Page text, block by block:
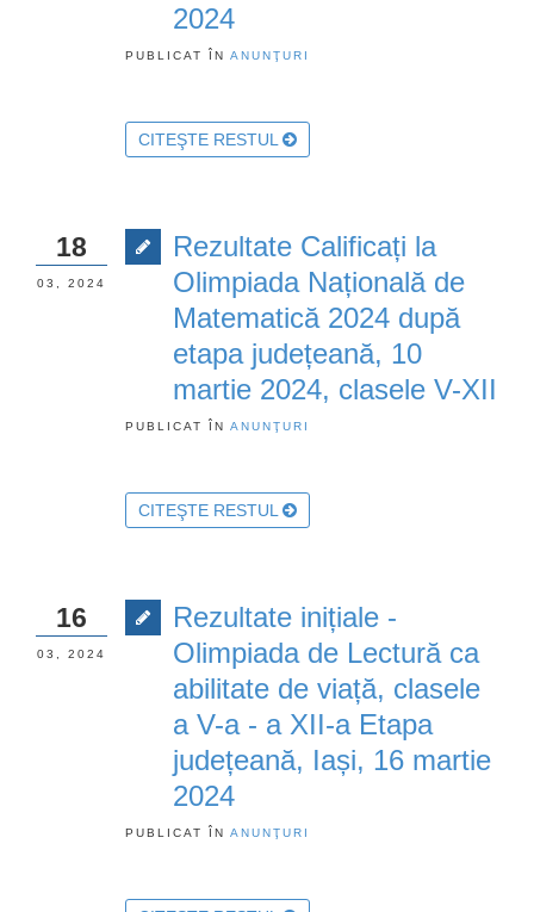
2024
PUBLICAT ÎN ANUNŢURI
CITEŞTE RESTUL
Rezultate Calificați la
Olimpiada Națională de
Matematică 2024 după
etapa județeană, 10
martie 2024, clasele V-XII
PUBLICAT ÎN ANUNŢURI
CITEŞTE RESTUL
18
03, 2024
Rezultate inițiale -
Olimpiada de Lectură ca
abilitate de viață, clasele
a V-a - a XII-a Etapa
județeană, Iași, 16 martie
2024
PUBLICAT ÎN ANUNŢURI
16
03, 2024